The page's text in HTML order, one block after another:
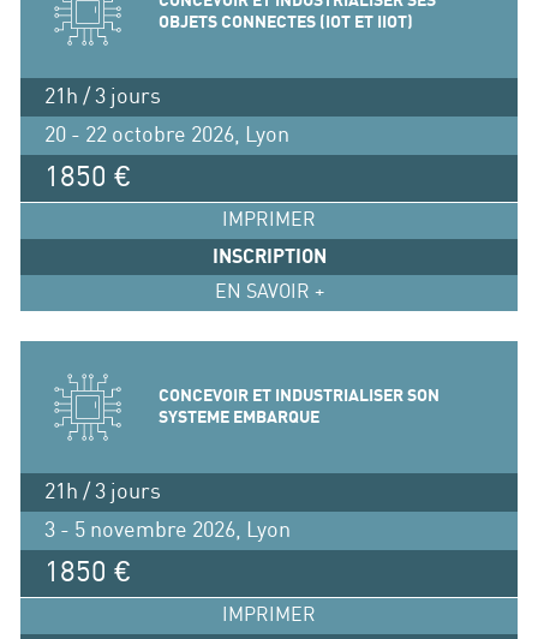
OBJETS CONNECTES (IOT ET IIOT)
21h / 3 jours
20 - 22 octobre 2026, Lyon
1850 €
IMPRIMER
INSCRIPTION
EN SAVOIR +
CONCEVOIR ET INDUSTRIALISER SON
SYSTEME EMBARQUE
21h / 3 jours
3 - 5 novembre 2026, Lyon
1850 €
IMPRIMER